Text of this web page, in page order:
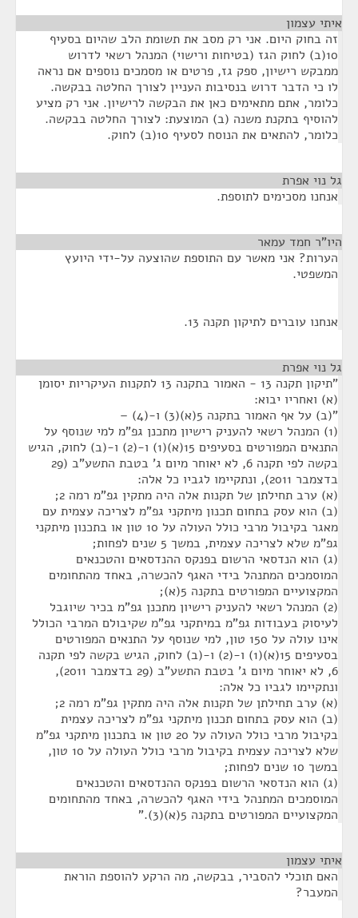
איתי עצמון
זה בחוק היום. אני רק מסב את תשומת הלב שהיום בסעיף
10(ב) לחוק הגז (בטיחות ורישוי) המנהל רשאי לדרוש
ממבקש רישיון, ספק גז, פרטים או מסמכים נוספים אם נראה
לו כי הדבר דרוש בנסיבות העניין לצורך החלטה בבקשה.
כלומר, אתם מתאימים כאן את הבקשה לרישיון. אני רק מציע
להוסיף בתקנת משנה (ב) המוצעת: לצורך החלטה בבקשה.
כלומר, להתאים את הנוסח לסעיף 10(ב) לחוק.
גל נוי אפרת
אנחנו מסכימים לתוספת.
היו"ר חמד עמאר
הערות? אני מאשר עם התוספת שהוצעה על-ידי היועץ
המשפטי.
אנחנו עוברים לתיקון תקנה 13.
גל נוי אפרת
"תיקון תקנה 13 - האמור בתקנה 13 לתקנות העיקריות יסומן
(א) ואחריו יבוא:
"(ב) על אף האמור בתקנה 5(א)(3) ו-(4) –
(1) המנהל רשאי להעניק רישיון מתכנן גפ"מ למי שנוסף על
התנאים המפורטים בסעיפים 15(א)(1) ו-(2) ו-(ב) לחוק, הגיש
בקשה לפי תקנה 6, לא יאוחר מיום ג' בטבת התשע"ב (29
בדצמבר 2011), ונתקיימו לגביו כל אלה:
(א) ערב תחילתן של תקנות אלה היה מתקין גפ"מ רמה 2;
(ב) הוא עסק בתחום תכנון מיתקני גפ"מ לצריכה עצמית עם
מאגר בקיבול מרבי כולל העולה על 10 טון או בתכנון מיתקני
גפ"מ שלא לצריכה עצמית, במשך 5 שנים לפחות;
(ג) הוא הנדסאי הרשום בפנקס ההנדסאים והטכנאים
המוסמכים המתנהל בידי האגף להכשרה, באחד מהתחומים
המקצועיים המפורטים בתקנה 5(א);
(2) המנהל רשאי להעניק רישיון מתכנן גפ"מ בכיר שיוגבל
לעיסוק בעבודות גפ"מ במיתקני גפ"מ שקיבולם המרבי הכולל
אינו עולה על 150 טון, למי שנוסף על התנאים המפורטים
בסעיפים 15(א)(1) ו-(2) ו-(ב) לחוק, הגיש בקשה לפי תקנה
6, לא יאוחר מיום ג' בטבת התשע"ב (29 בדצמבר 2011),
ונתקיימו לגביו כל אלה:
(א) ערב תחילתן של תקנות אלה היה מתקין גפ"מ רמה 2;
(ב) הוא עסק בתחום תכנון מיתקני גפ"מ לצריכה עצמית
בקיבול מרבי כולל העולה על 20 טון או בתכנון מיתקני גפ"מ
שלא לצריכה עצמית בקיבול מרבי כולל העולה על 10 טון,
במשך 10 שנים לפחות;
(ג) הוא הנדסאי הרשום בפנקס ההנדסאים והטכנאים
המוסמכים המתנהל בידי האגף להכשרה, באחד מהתחומים
המקצועיים המפורטים בתקנה 5(א)(3)."
איתי עצמון
האם תוכלי להסביר, בבקשה, מה הרקע להוספת הוראת
המעבר?